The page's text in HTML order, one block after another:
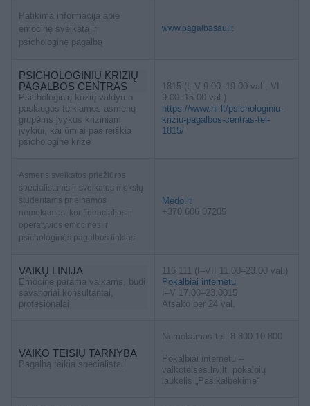
Patikima informacija apie
emocinę sveikatą ir
psichologinę pagalbą
www.pagalbasau.lt
PSICHOLOGINIŲ KRIZIŲ
PAGALBOS CENTRAS
Psichologinių krizių valdymo
paslaugos teikiamos asmenų
grupėms įvykus kriziniam
įvykiui, kai ūmiai pasireiškia
psichologinė krizė
1815 (I–V 9.00–19.00 val., VI
9.00–15.00 val.)
https://www.hi.lt/psichologiniu-
kriziu-pagalbos-centras-tel-
1815/
Asmens sveikatos priežiūros
specialistams ir sveikatos mokslų
studentams prieinamos
nemokamos, konfidencialios ir
operatyvios emocinės ir
psichologinės pagalbos tinklas
Medo.lt
+370 606 07205
VAIKŲ LINIJA
Emocinė parama vaikams, budi
savanoriai konsultantai,
profesionalai
116 111 (I–VII 11.00–23.00 val.)
Pokalbiai internetu
I–V 17.00–23.0015
Atsako per 24 val.
VAIKO TEISIŲ TARNYBA
Pagalbą teikia specialistai
Nemokamas tel. 8 800 10 800
Pokalbiai internetu –
vaikoteises.lrv.lt, pokalbių
laukelis „Pasikalbėkime“